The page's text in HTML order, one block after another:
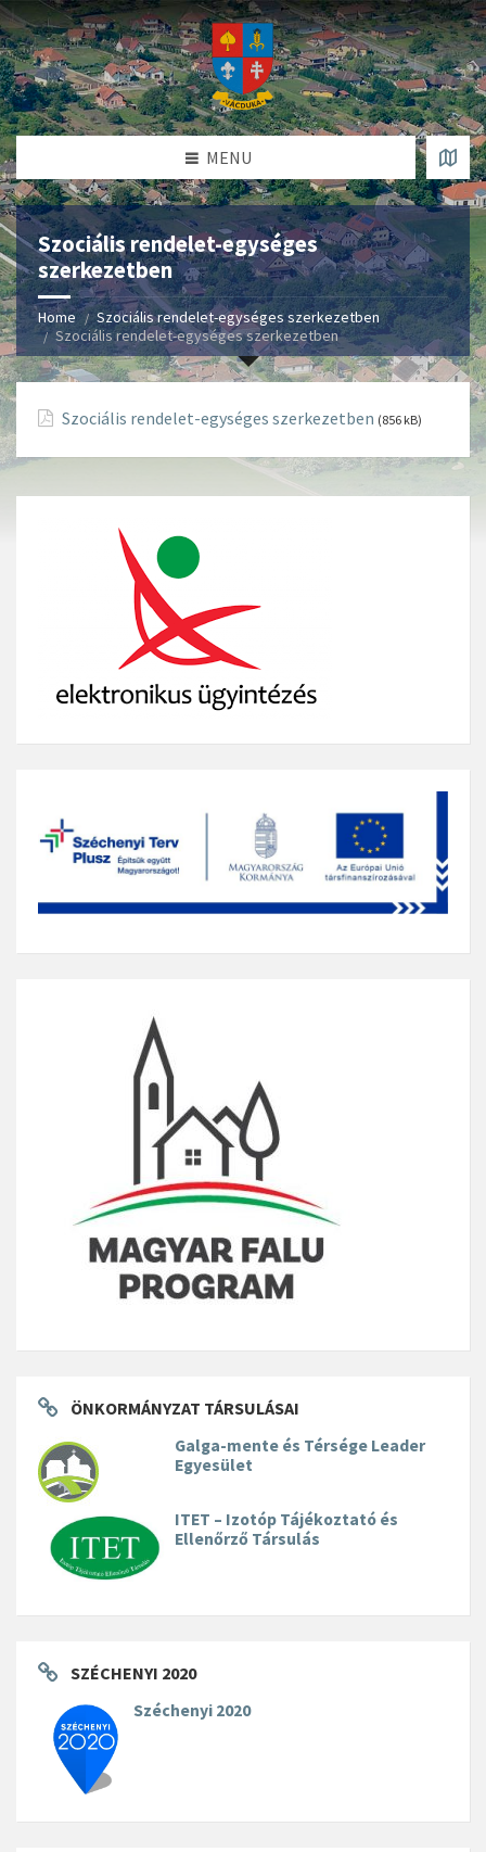
MENU
Szociális rendelet-egységes
szerkezetben
Home
Szociális rendelet-egységes szerkezetben
Szociális rendelet-egységes szerkezetben
Szociális rendelet-egységes szerkezetben (856 kB)
ÖNKORMÁNYZAT TÁRSULÁSAI
Galga-mente és Térsége Leader
Egyesület
ITET – Izotóp Tájékoztató és
Ellenőrző Társulás
SZÉCHENYI 2020
Széchenyi 2020